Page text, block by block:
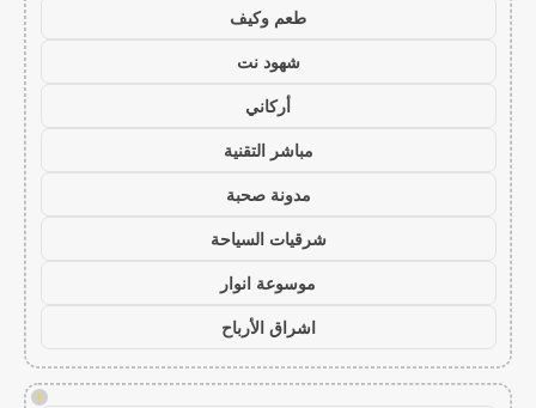
طعم وكيف
شهود نت
أركاني
مباشر التقنية
مدونة صحبة
شرقيات السياحة
موسوعة انوار
اشراق الأرباح
!